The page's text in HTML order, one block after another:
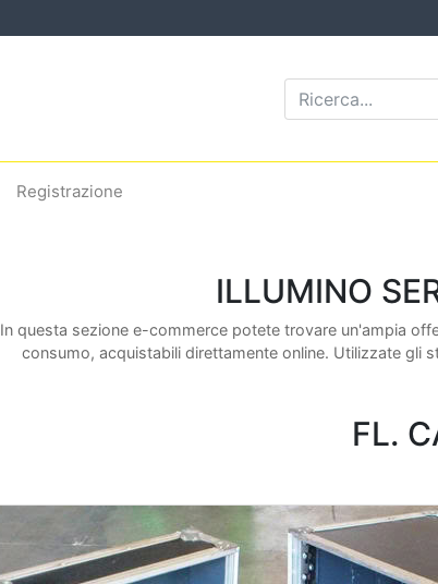
Registrazione
ILLUMINO
In questa sezione e-commerce potete trovare un'ampia
consumo, acquistabili direttamente online. Utilizzate gli
FL.